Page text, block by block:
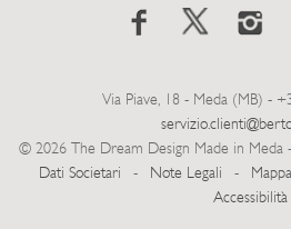
Via Piave, 18 - Meda (MB) -
© 2026 The Dream Design Made in Meda
Dati Societari
- Note Legali -
Accessibilità